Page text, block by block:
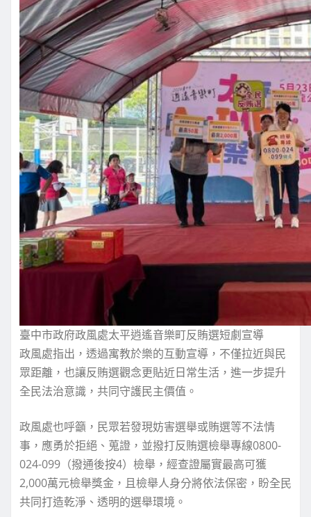
臺中市政府政風處太平逍遙音樂町反賄選短劇宣導
政風處指出，透過寓教於樂的互動宣導，不僅拉近與民
眾距離，也讓反賄選觀念更貼近日常生活，進一步提升
全民法治意識，共同守護民主價值。
政風處也呼籲，民眾若發現妨害選舉或賄選等不法情
事，應勇於拒絕、蒐證，並撥打反賄選檢舉專線0800-
024-099（撥通後按4）檢舉，經查證屬實最高可獲
2,000萬元檢舉獎金，且檢舉人身分將依法保密，盼全民
共同打造乾淨、透明的選舉環境。